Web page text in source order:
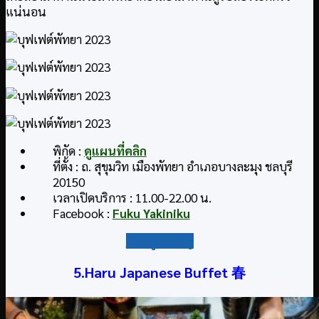
แน่นอน
พิกัด : ดูแผนที่คลิก
ที่ตั้ง : ถ. สุขุมวิท เมืองพัทยา อำเภอบางละมุง ชลบุรี
20150
เวลาเปิดบริการ : 11.00-22.00 น.
Facebook : Fuku Yakiniku
5.Haru Japanese Buffet春